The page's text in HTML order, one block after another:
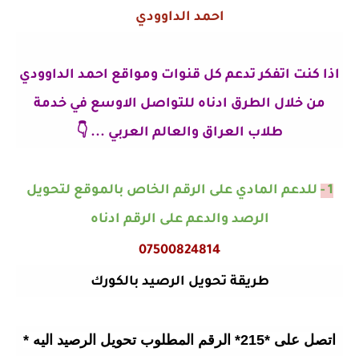
احمد الداوودي
اذا كنت اتفكر تدعم كل قنوات ومواقع احمد الداوودي
من خلال الطرق ادناه للتواصل الاوسع في خدمة
طلاب العراق والعالم العربي ... 👇
1 -
للدعم المادي على الرقم الخاص بالموقع لتحويل
الرصد والدعم على الرقم ادناه
07500824814
طريقة تحويل الرصيد بالكورك
اتصل على *215* الرقم المطلوب تحويل الرصيد اليه *